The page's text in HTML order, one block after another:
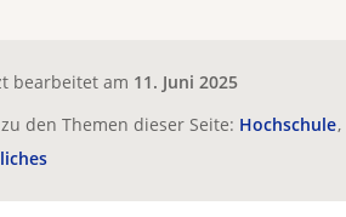
bearbeitet am 11. Juni 2025
den Themen dieser Seite: Hochschule